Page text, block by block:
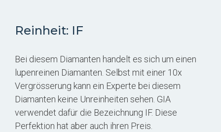
Reinheit: IF
Bei diesem Diamanten handelt es sich um einen
lupenreinen Diamanten. Selbst mit einer 10x
Vergrösserung kann ein Experte bei diesem
Diamanten keine Unreinheiten sehen. GIA
verwendet dafür die Bezeichnung IF. Diese
Perfektion hat aber auch ihren Preis.